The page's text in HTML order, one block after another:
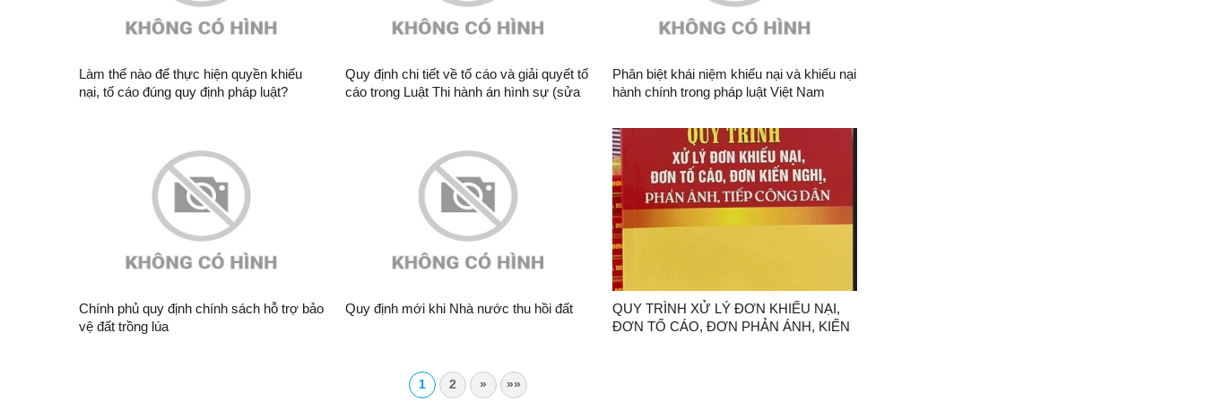
Làm thế nào để thực hiện quyền khiếu
nại, tố cáo đúng quy định pháp luật?
Quy định chi tiết về tố cáo và giải quyết tố
cáo trong Luật Thi hành án hình sự (sửa
Phân biệt khái niệm khiếu nại và khiếu nại
hành chính trong pháp luật Việt Nam
Chính phủ quy định chính sách hỗ trợ bảo
vệ đất trồng lúa
Quy định mới khi Nhà nước thu hồi đất
QUY TRÌNH XỬ LÝ ĐƠN KHIẾU NẠI,
ĐƠN TỐ CÁO, ĐƠN PHẢN ÁNH, KIẾN
1 2 » »»